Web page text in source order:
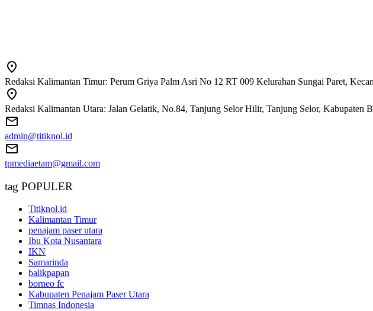
Redaksi Kalimantan Timur: Perum Griya Palm Asri No 12 RT 009 Kelurahan Sungai Paret,
Redaksi Kalimantan Utara: Jalan Gelatik, No.84, Tanjung Selor Hilir, Tanjung Selor, Kabupaten
admin@titiknol.id
tpmediaetam@gmail.com
tag POPULER
Titiknol.id
Kalimantan Timur
penajam paser utara
Ibu Kota Nusantara
IKN
Samarinda
balikpapan
borneo fc
Kabupaten Penajam Paser Utara
Timnas Indonesia